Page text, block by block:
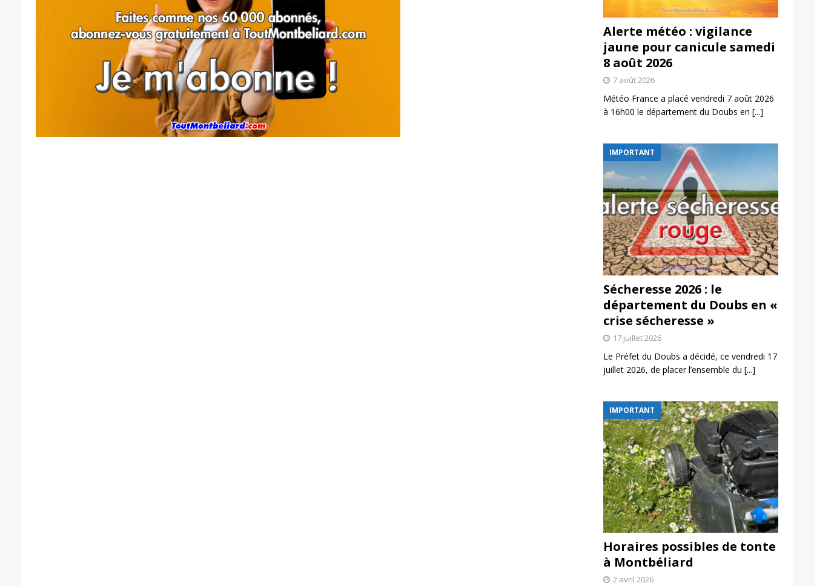
Alerte météo : vigilance
jaune pour canicule samedi
8 août 2026
7 août 2026
Météo France a placé vendredi 7 août 2026
à 16h00 le département du Doubs en [...]
IMPORTANT
Sécheresse 2026 : le
département du Doubs en «
crise sécheresse »
17 juillet 2026
Le Préfet du Doubs a décidé, ce vendredi 17
juillet 2026, de placer l’ensemble du [...]
IMPORTANT
Horaires possibles de tonte
à Montbéliard
2 avril 2026